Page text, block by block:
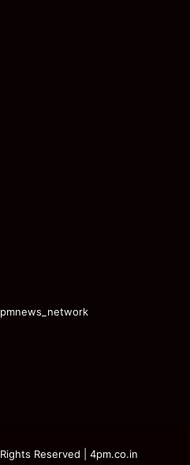
Reserved | 4pm.co.in